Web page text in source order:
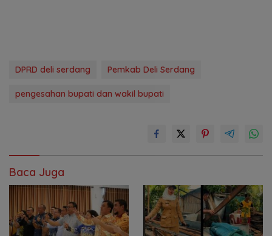
DPRD deli serdang Pemkab Deli Serdang
pengesahan bupati dan wakil bupati
Baca Juga